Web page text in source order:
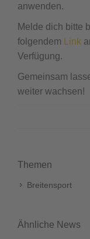
anwenden.
Melde dich bitte
folgendem Link
Verfügung.
Gemeinsam
weiter wachsen!
Themen
Breitensport
Ähnliche News